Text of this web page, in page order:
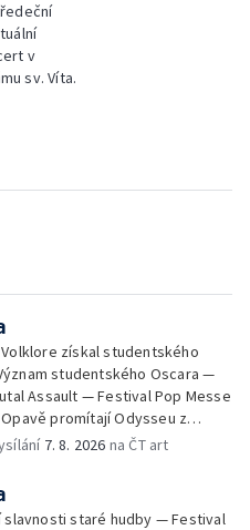
v
sv. Víta.
získal studentského
studentského Oscara —
Assault — Festival Pop Messe
promítají Odysseu z
7. 8. 2026 na ČT art
slavnosti staré hudby — Festival